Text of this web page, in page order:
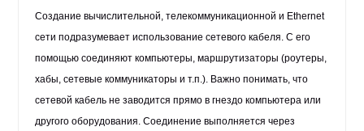
Создание вычислительной, телекоммуникационной и Ethernet
сети подразумевает использование сетевого кабеля. С его
помощью соединяют компьютеры, маршрутизаторы (роутеры,
хабы, сетевые коммуникаторы и т.п.). Важно понимать, что
сетевой кабель не заводится прямо в гнездо компьютера или
другого оборудования. Соединение выполняется через